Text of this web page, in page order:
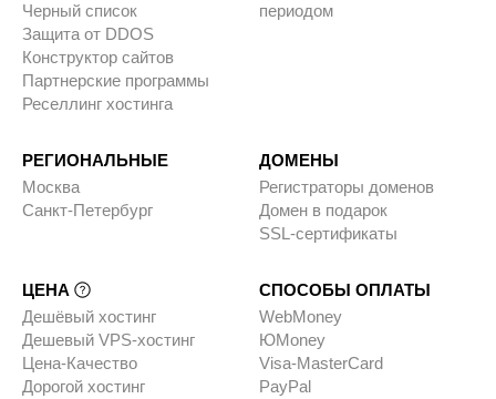
Черный список
Защита от DDOS
Конструктор сайтов
Партнерские программы
Реселлинг хостинга
периодом
РЕГИОНАЛЬНЫЕ
Москва
Санкт-Петербург
ДОМЕНЫ
Регистраторы доменов
Домен в подарок
SSL-сертификаты
ЦЕНА
Дешёвый хостинг
Дешевый VPS-хостинг
Цена-Качество
Дорогой хостинг
СПОСОБЫ ОПЛАТЫ
WebMoney
ЮMoney
Visa-MasterCard
PayPal